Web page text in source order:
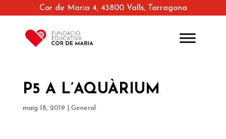
Cor de Maria 4, 43800 Valls, Tarragona
P5 A L’AQUÀRIUM
maig 18, 2019 General